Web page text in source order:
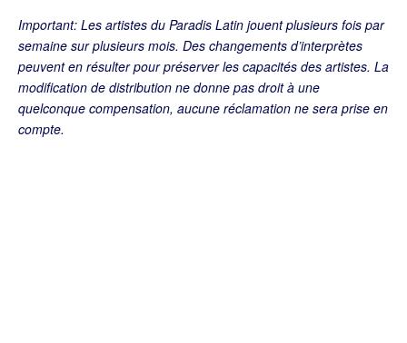
Important: Les artistes du Paradis Latin jouent plusieurs fois par
semaine sur plusieurs mois. Des changements d’interprètes
peuvent en résulter pour préserver les capacités des artistes. La
modification de distribution ne donne pas droit à une
quelconque compensation, aucune réclamation ne sera prise en
compte.